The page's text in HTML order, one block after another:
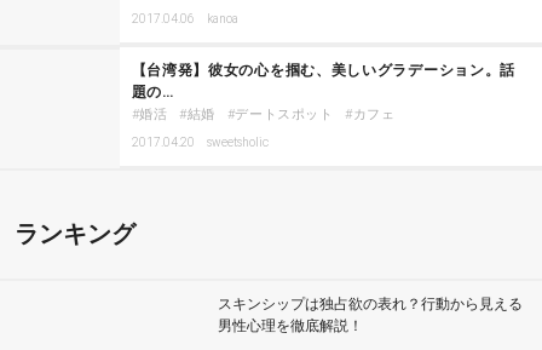
2017.04.06 kanoa
【台湾発】彼女の心を掴む、美しいグラデーション。話
題の…
婚活 結婚 デートスポット カフェ
2017.04.20 sweetsholic
ランキング
スキンシップは独占欲の表れ？行動から見える
男性心理を徹底解説！